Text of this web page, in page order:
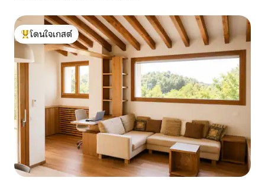
โดนใจเกสต์ที่สุด
โดนใจเกสต์